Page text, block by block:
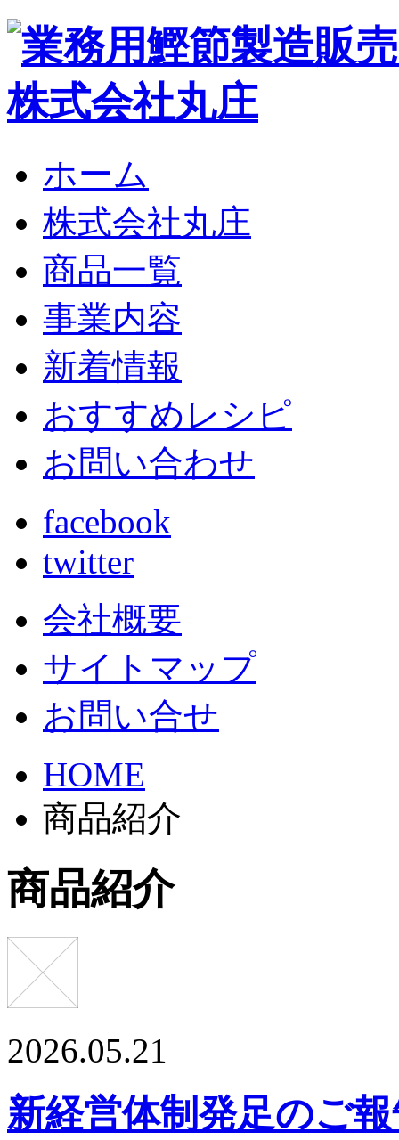
ホーム
株式会社丸庄
商品一覧
事業内容
新着情報
おすすめレシピ
お問い合わせ
facebook
twitter
会社概要
サイトマップ
お問い合せ
HOME
商品紹介
商品紹介
2026.05.21
新経営体制発足のご